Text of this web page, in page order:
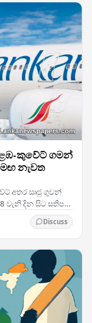
කුවේට් ගමන්
නැවත
අතර සෘජු ගුවන්
වැනි දින සිට සතිපතා
Discuss